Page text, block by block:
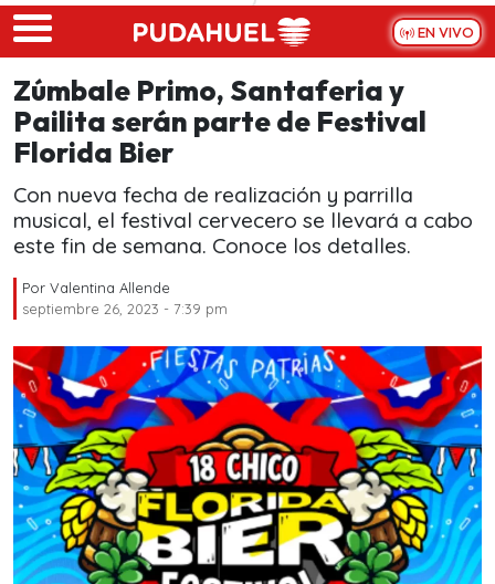
Skip to main content
EN VIVO
Zúmbale Primo, Santaferia y
Pailita serán parte de Festival
Florida Bier
Con nueva fecha de realización y parrilla
musical, el festival cervecero se llevará a cabo
este fin de semana. Conoce los detalles.
Por Valentina Allende
septiembre 26, 2023 - 7:39 pm